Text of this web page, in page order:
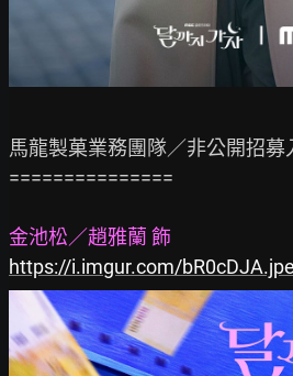
馬龍製菓業務團隊／非公開招募
===============
金池松／趙雅蘭 飾
https://i.imgur.com/